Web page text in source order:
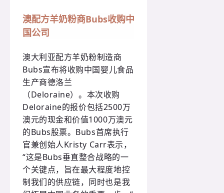
澳配方羊奶粉商Bubs收购中
国公司
澳大利亚配方羊奶粉制造商
Bubs宣布将收购中国婴儿食品
生产商德洛兰
（Deloraine）。本次收购
Deloraine的报价包括2500万
澳元的现金和价值1000万澳元
的Bubs股票。Bubs首席执行
官兼创始人Kristy Carr表示，
“这是Bubs垂直整合战略的一
个关键点，旨在最大程度地控
制我们的供应链，同时也是我